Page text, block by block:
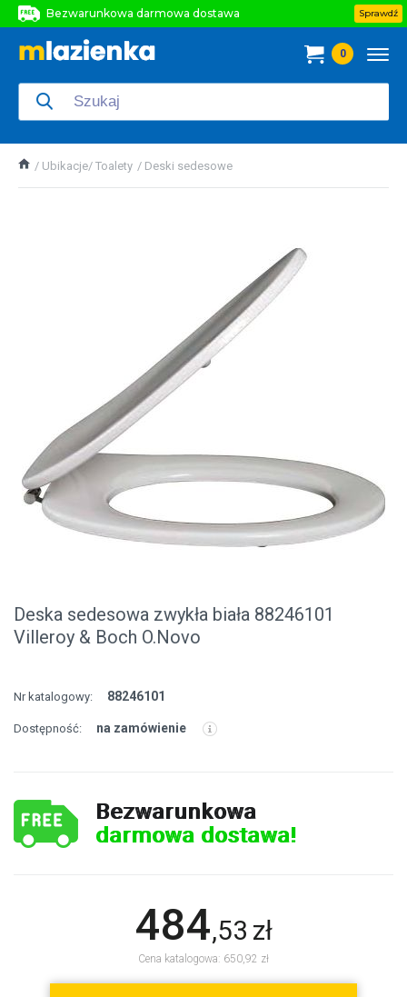
Bezwarunkowa darmowa dostawa
Bezwarunkowa darmowa dostawa
Sprawdź
0
Ubikacje/ Toalety Deski sedesowe
Deska sedesowa zwykła biała 88246101
Villeroy & Boch O.Novo
Nr katalogowy: 88246101
Dostępność: na zamówienie
Bezwarunkowa
darmowa dostawa!
484,53 zł
Cena katalogowa: 650,92 zł